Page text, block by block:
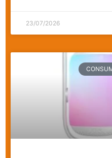
23/07/2026